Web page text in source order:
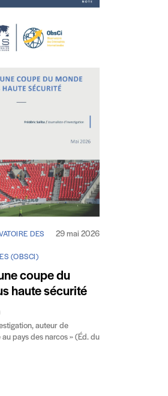
DES
(OBSCI)
29 mai 2026
coupe du
haute sécurité
auteur de
au pays des narcos » (Éd. du